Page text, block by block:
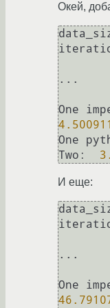
Окей,
...
One
Two:
И еще:
...